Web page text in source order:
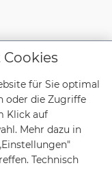
für Sie optimal
oder die Zugriffe
Klick auf
Mehr dazu in
Technisch